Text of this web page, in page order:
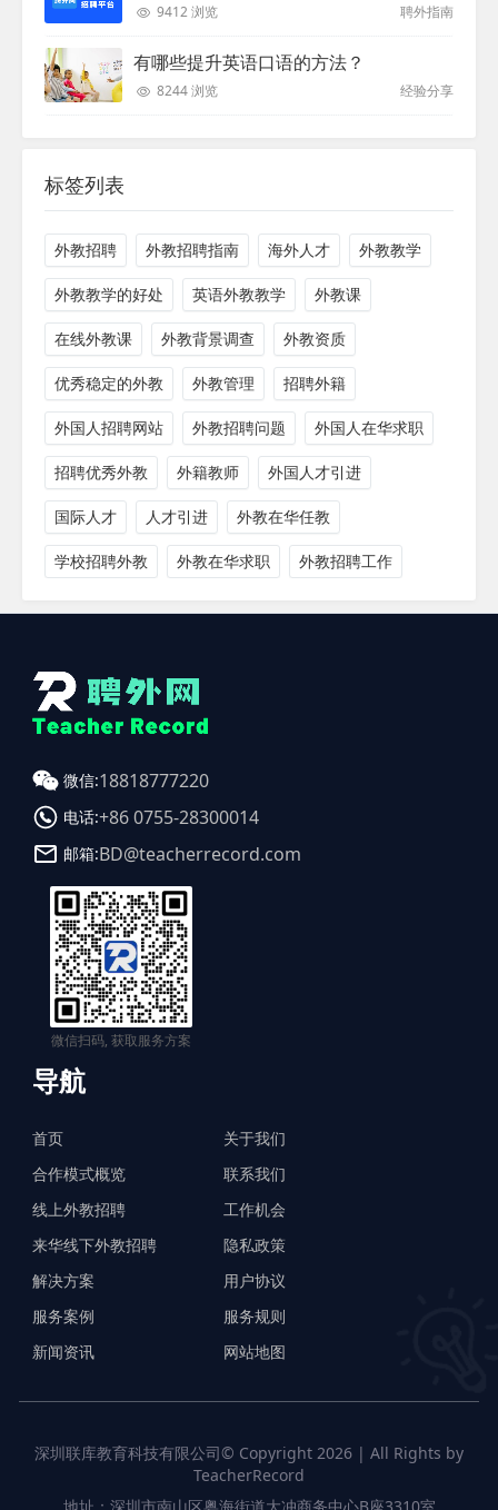
9412 浏览 聘外指南
有哪些提升英语口语的方法？
8244 浏览 经验分享
标签列表
外教招聘 外教招聘指南 海外人才 外教教学
外教教学的好处 英语外教教学 外教课
在线外教课 外教背景调查 外教资质
优秀稳定的外教 外教管理 招聘外籍
外国人招聘网站 外教招聘问题 外国人在华求职
招聘优秀外教 外籍教师 外国人才引进
国际人才 人才引进 外教在华任教
学校招聘外教 外教在华求职 外教招聘工作
微信:18818777220
电话:+86 0755-28300014
邮箱:BD@teacherrecord.com
微信扫码, 获取服务方案
导航
首页
合作模式概览
线上外教招聘
来华线下外教招聘
解决方案
服务案例
新闻资讯
关于我们
联系我们
工作机会
隐私政策
用户协议
服务规则
网站地图
深圳联库教育科技有限公司© Copyright 2026 | All Rights by
TeacherRecord